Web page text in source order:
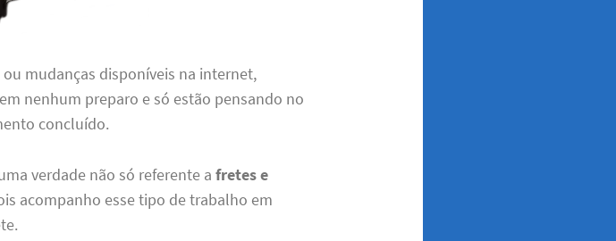
mudanças disponíveis na internet,
nenhum preparo e só estão pensando no
concluído.
verdade não só referente afretes e
acompanho esse tipo de trabalho em